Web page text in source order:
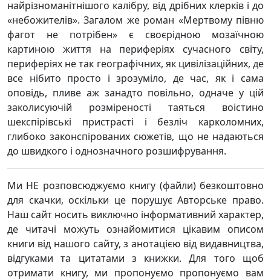
найрізноманітнішого калібру, від дрібних клерків і до
«небожителів». Загалом же роман «Мертвому півню
фагот не потрібен» є своєрідною мозаїчною
картиною життя на периферіях сучасного світу,
периферіях не так географічних, як цивілізаційних, де
все нібито просто і зрозуміло, де час, як і сама
оповідь, пливе аж занадто повільно, одначе у цій
заколисуючій розміреності таяться воістино
шекспірівські пристрасті і безліч карколомних,
глибоко законспірованих сюжетів, що не надаються
до швидкого і однозначного розшифрування.
Ми НЕ розповсюджуємо книгу (файли) безкоштовно
для скачки, оскільки це порушує Авторське право.
Наш сайт носить виключно інформативний характер,
де читачі можуть ознайомитися цікавим описом
книги від нашого сайту, з анотацією від видавництва,
відгуками та цитатами з книжки. Для того щоб
отримати книгу, ми пропонуємо пропонуємо вам